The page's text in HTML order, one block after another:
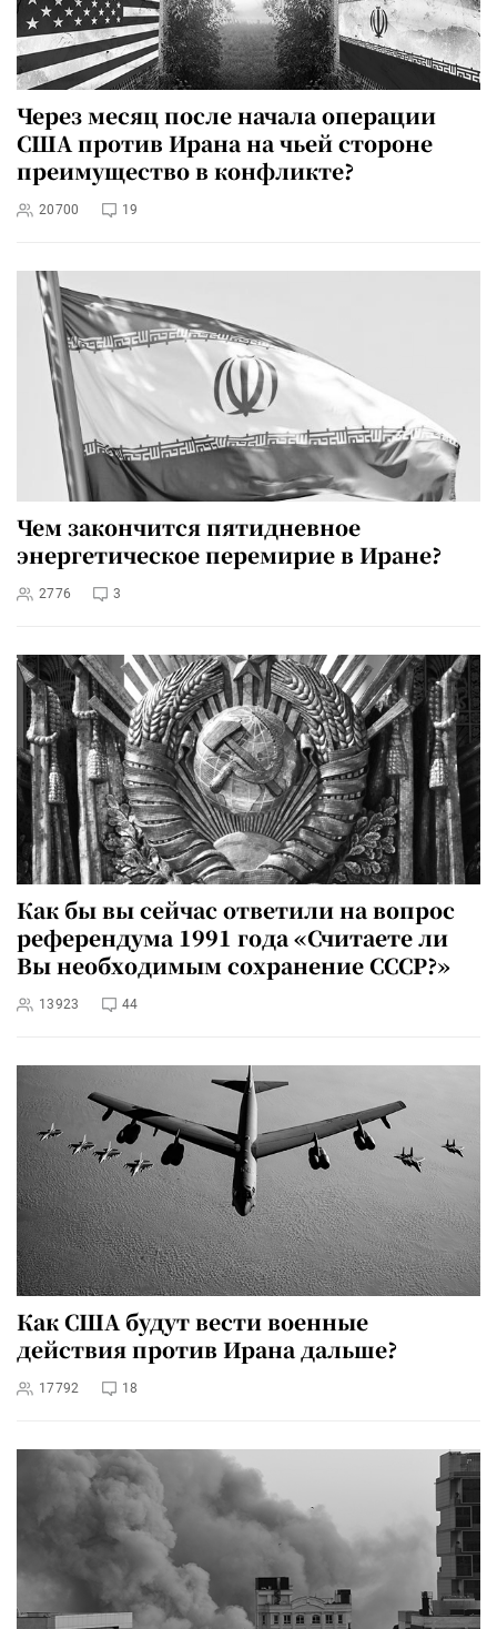
Через месяц после начала операции
США против Ирана на чьей стороне
преимущество в конфликте?
20700 19
Чем закончится пятидневное
энергетическое перемирие в Иране?
2776 3
Как бы вы сейчас ответили на вопрос
референдума 1991 года «Считаете ли
Вы необходимым сохранение СССР?»
13923 44
Как США будут вести военные
действия против Ирана дальше?
17792 18